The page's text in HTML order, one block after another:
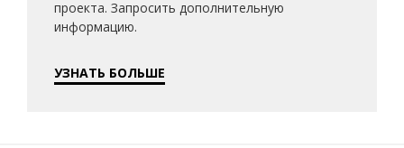
проекта. Запросить дополнительную
информацию.
УЗНАТЬ БОЛЬШЕ